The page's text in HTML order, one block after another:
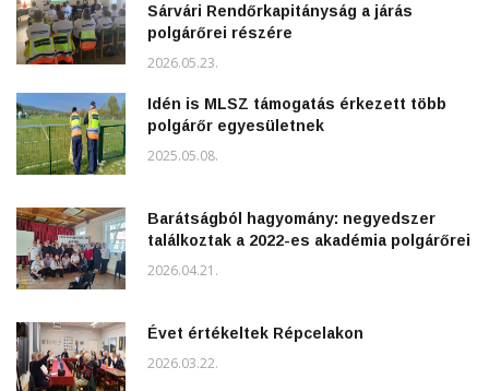
Sárvári Rendőrkapitányság a járás
polgárőrei részére
2026.05.23.
Idén is MLSZ támogatás érkezett több
polgárőr egyesületnek
2025.05.08.
Barátságból hagyomány: negyedszer
találkoztak a 2022-es akadémia polgárőrei
2026.04.21.
Évet értékeltek Répcelakon
2026.03.22.